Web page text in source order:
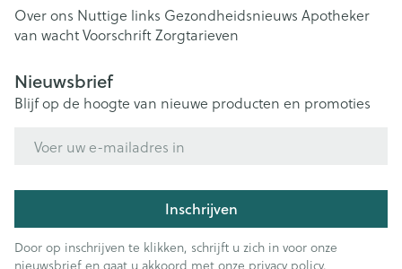
Over ons Nuttige links Gezondheidsnieuws Apotheker
van wachtVoorschriftZorgtarieven
Nieuwsbrief
Blijf op de hoogte van nieuwe producten en promoties
Inschrijven
Door op inschrijven te klikken, schrijft u zich in voor onze
nieuwsbrief en gaat u akkoord met onze privacy policy.